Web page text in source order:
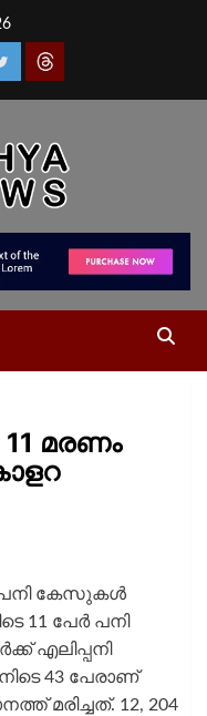
11 മരണം
പനി കേസുകൾ
11 പേര്‍ പനി
എലിപ്പനി
43 പേരാണ്
മരിച്ചത്. 12, 204